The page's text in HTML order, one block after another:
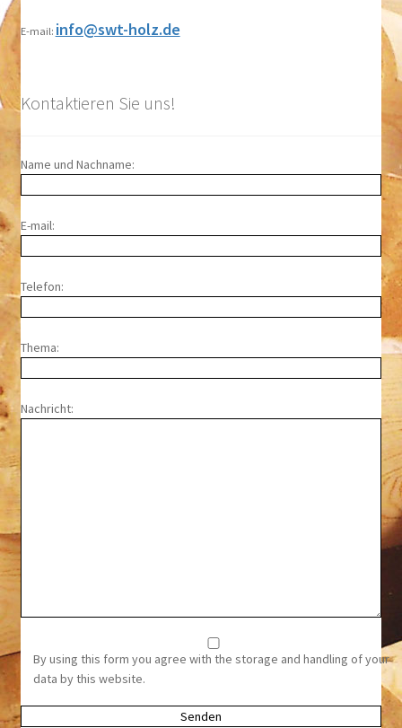
E-mail: info@swt-holz.de
Kontaktieren Sie uns!
Name und Nachname:
E-mail:
Telefon:
Thema:
Nachricht:
By using this form you agree with the storage and handling of your
data by this website.